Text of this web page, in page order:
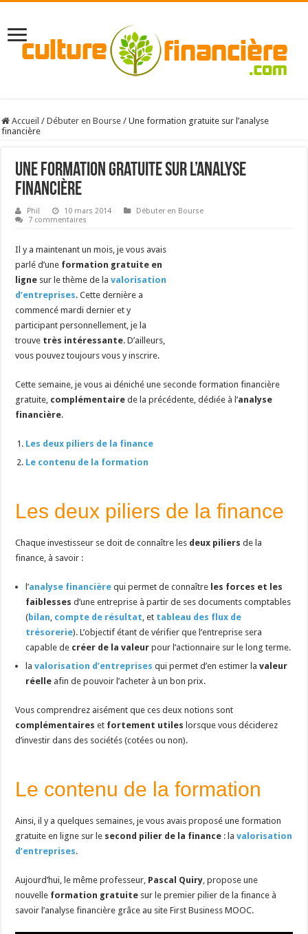
Accueil / Débuter en Bourse / Une formation gratuite sur l’analyse
financière
Une formation gratuite sur l’analyse
financière
Phil 10 mars 2014
Débuter en Bourse
7 commentaires
Il y a maintenant un mois, je vous avais
parlé d’une formation gratuite en
ligne sur le thème de lavalorisation
d’entreprises. Cette dernière a
commencé mardi dernier et y
participant personnellement, je la
trouve très intéressante. D’ailleurs,
vous pouvez toujours vous y inscrire.
Cette semaine, je vous ai déniché une seconde formation financière
gratuite, complémentaire de la précédente, dédiée à l’analyse
financière.
Les deux piliers de la finance
Le contenu de la formation
Les deux piliers de la finance
Chaque investisseur se doit de connaître les deux piliers de la
finance, à savoir :
l’analyse financière qui permet de connaître les forces et les
faiblesses d’une entreprise à partir de ses documents comptables
(bilan, compte de résultat, et tableau des flux de
trésorerie). L’objectif étant de vérifier que l’entreprise sera
capable de créer de la valeur pour l’actionnaire sur le long terme.
lavalorisation d’entreprises qui permet d’en estimer lavaleur
réelle afin de pouvoir l’acheter à un bon prix.
Vous comprendrez aisément que ces deux notions sont
complémentaires et fortement utiles lorsque vous déciderez
d’investir dans des sociétés (cotées ou non).
Le contenu de la formation
Ainsi, il y a quelques semaines, je vous avais proposé une formation
gratuite en ligne sur le second pilier de la finance : lavalorisation
d’entreprises.
Aujourd’hui, le même professeur, Pascal Quiry, propose une
nouvelle formation gratuite sur le premier pilier de la finance à
savoir l’analyse financière grâce au site First Business MOOC.